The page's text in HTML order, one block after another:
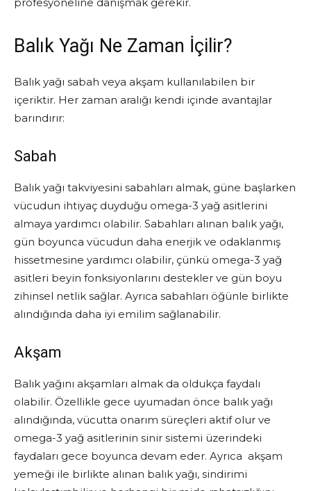
Balık Yağı Ne Zaman İçilir?
Balık yağı sabah veya akşam kullanılabilen bir
içeriktir. Her zaman aralığı kendi içinde avantajlar
barındırır:
Sabah
Balık yağı takviyesini sabahları almak, güne başlarken
vücudun ihtiyaç duyduğu omega-3 yağ asitlerini
almaya yardımcı olabilir. Sabahları alınan balık yağı,
gün boyunca vücudun daha enerjik ve odaklanmış
hissetmesine yardımcı olabilir, çünkü omega-3 yağ
asitleri beyin fonksiyonlarını destekler ve gün boyu
zihinsel netlik sağlar. Ayrıca sabahları öğünle birlikte
alındığında daha iyi emilim sağlanabilir.
Akşam
Balık yağını akşamları almak da oldukça faydalı
olabilir. Özellikle gece uyumadan önce balık yağı
alındığında, vücutta onarım süreçleri aktif olur ve
omega-3 yağ asitlerinin sinir sistemi üzerindeki
faydaları gece boyunca devam eder. Ayrıca akşam
yemeği ile birlikte alınan balık yağı, sindirimi